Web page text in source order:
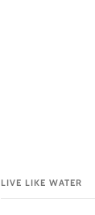
LIVE LIKE WATER